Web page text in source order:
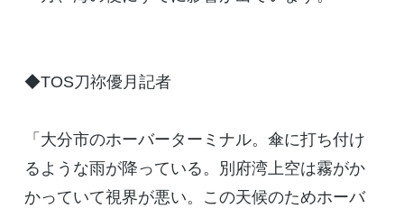
◆TOS刀祢優月記者
「大分市のホーバーターミナル。傘に打ち付け
るような雨が降っている。別府湾上空は霧がか
かっていて視界が悪い。この天候のためホーバ